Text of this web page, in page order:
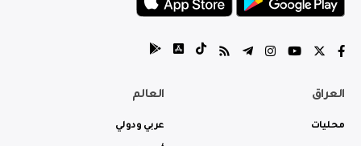
العراق
محليات
العالم
عربي ودولي